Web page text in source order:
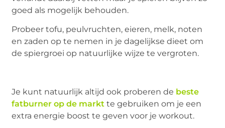
goed als mogelijk behouden.
Probeer tofu, peulvruchten, eieren, melk, noten
en zaden op te nemen in je dagelijkse dieet om
de spiergroei op natuurlijke wijze te vergroten.
Je kunt natuurlijk altijd ook proberen de beste
fatburner op de markt te gebruiken om je een
extra energie boost te geven voor je workout.